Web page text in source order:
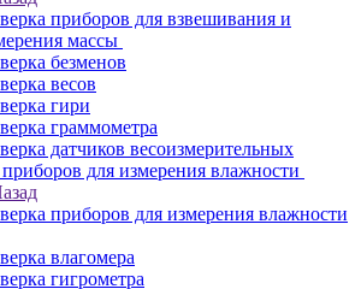
приборов для взвешивания и
массы
безменов
весов
гири
граммометра
датчиков весоизмерительных
для измерения влажности
приборов для измерения влажности
влагомера
гигрометра